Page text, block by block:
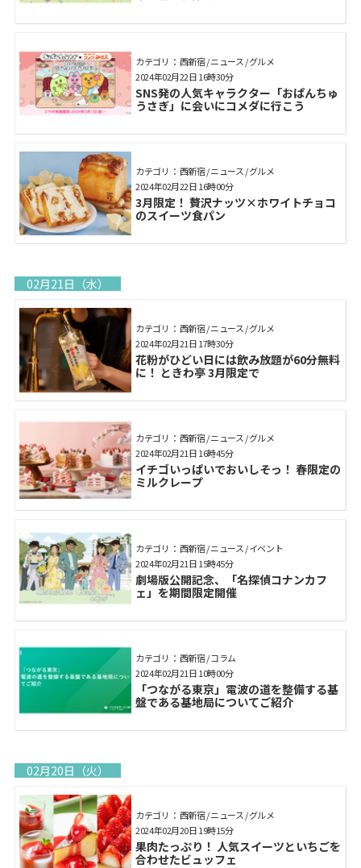
カテゴリ： 西新宿 / ニュース / グルメ
SNS発の人気キャラクター「おぱんちゅ
うさぎ」に会いにコメダに行こう
2024年02月22日 16時30分
カテゴリ： 西新宿 / ニュース / グルメ
3月限定！ 贅沢ナッツ×ホワイトチョコ
のスイーツ食パン
2024年02月22日 16時00分
02月21日（水）
カテゴリ： 西新宿 / ニュース / グルメ
花粉がひどい日には飲み放題が60分無料
に！ ときわ亭 3月限定で
2024年02月21日 17時30分
カテゴリ： 西新宿 / ニュース / グルメ
イチゴいっぱいでおいしそっ！ 春限定の
ミルクレープ
2024年02月21日 16時45分
カテゴリ： 西新宿 / ニュース / イベント
劇場版公開記念、「名探偵コナンカフ
ェ」を期間限定開催
2024年02月21日 15時45分
カテゴリ： 西新宿 / コラム
「つながる東京」電波の道を整備する基
盤である基地局についてご紹介
2024年02月21日 10時00分
02月20日（火）
カテゴリ： 西新宿 / ニュース / グルメ
果肉たっぷり！ 人気スイーツといちごを
合わせたビュッフェ
2024年02月20日 19時15分